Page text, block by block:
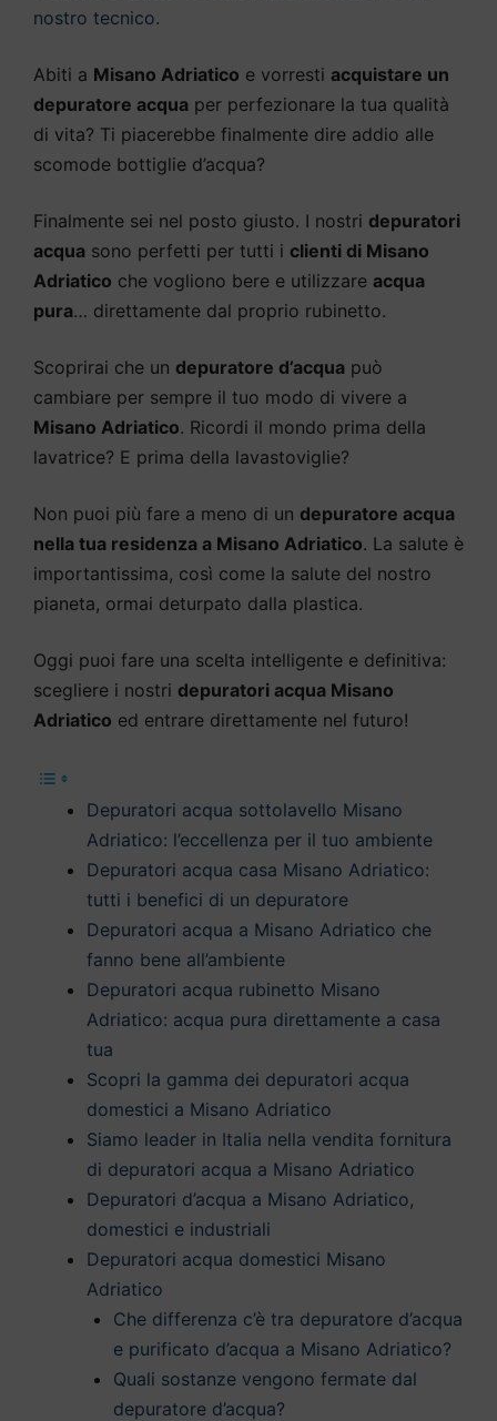
nostro tecnico.
Abiti a Misano Adriatico e vorresti acquistare un
depuratore acqua per perfezionare la tua qualità
di vita? Ti piacerebbe finalmente dire addio alle
scomode bottiglie d’acqua?
Finalmente sei nel posto giusto. I nostri depuratori
acqua sono perfetti per tutti i clienti di Misano
Adriatico che vogliono bere e utilizzare acqua
pura… direttamente dal proprio rubinetto.
Scoprirai che un depuratore d’acqua può
cambiare per sempre il tuo modo di vivere a
Misano Adriatico. Ricordi il mondo prima della
lavatrice? E prima della lavastoviglie?
Non puoi più fare a meno di un depuratore acqua
nella tua residenza a Misano Adriatico. La salute è
importantissima, così come la salute del nostro
pianeta, ormai deturpato dalla plastica.
Oggi puoi fare una scelta intelligente e definitiva:
scegliere i nostri depuratori acqua Misano
Adriatico ed entrare direttamente nel futuro!
Depuratori acqua sottolavello Misano
Adriatico: l’eccellenza per il tuo ambiente
Depuratori acqua casa Misano Adriatico:
tutti i benefici di un depuratore
Depuratori acqua a Misano Adriatico che
fanno bene all’ambiente
Depuratori acqua rubinetto Misano
Adriatico: acqua pura direttamente a casa
tua
Scopri la gamma dei depuratori acqua
domestici a Misano Adriatico
Siamo leader in Italia nella vendita fornitura
di depuratori acqua a Misano Adriatico
Depuratori d’acqua a Misano Adriatico,
domestici e industriali
Depuratori acqua domestici Misano
Adriatico
Che differenza c’è tra depuratore d’acqua
e purificato d’acqua a Misano Adriatico?
Quali sostanze vengono fermate dal
depuratore d’acqua?